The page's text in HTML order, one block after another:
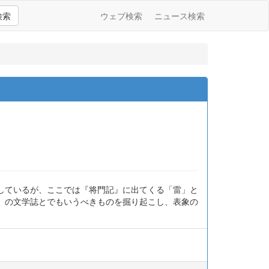
索 ウェブ検索 ニュース検索
いるが、ここでは『将門記』に出てくる「雷」と
文学誌とでもいうべきものを掘り起こし、表象の